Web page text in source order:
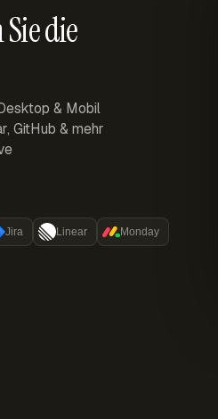
die
& Mobil
GitHub & mehr
Jira Linear Monday